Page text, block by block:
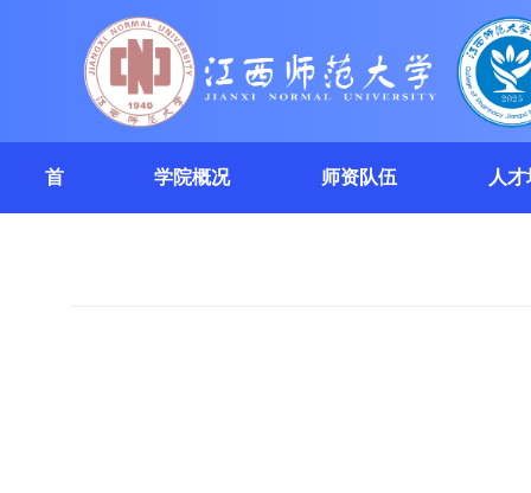
首 学院概况 师资队伍 人